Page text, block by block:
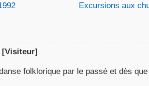
Excursions aux
[Visiteur]
folklorique par le passé et dès